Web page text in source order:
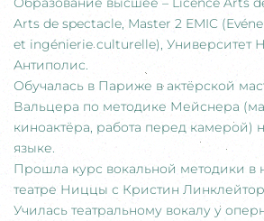
Arts de spectacle, Master 2 EMIC
et ingénierie culturelle),
Антиполис.
Обучалась в Париже в актёрской
Вальцера по методике Мейснера
киноактёра, работа перед камерой)
языке.
Прошла курс вокальной методики в
театре Ниццы с Кристин
Училась театральному вокалу у